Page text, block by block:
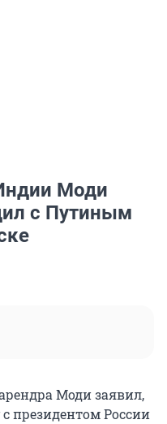
Моди
с Путиным
Моди заявил,
президентом России